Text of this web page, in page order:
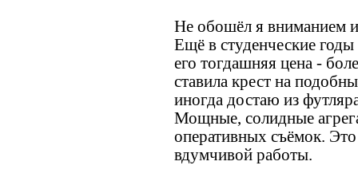
Не обошёл я вниманием
Ещё в студенческие
его тогдашняя цена -
ставила крест на
иногда достаю из
Мощные, солидные
оперативных съёмок.
вдумчивой работы.